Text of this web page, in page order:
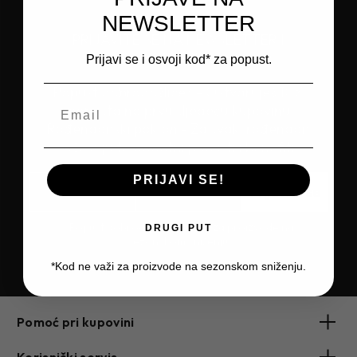
OSTVARITE
popusta na prvu sljedeću kupovinu
očekuju te dodatni popusti i benefiti
Prijavite se
*Popust dobrodošlice ne važi za proizvode na
Pomoć pri kupovini
NEWSLETTER
Prijavi se i osvoji kod* za popust.
PRIJAVI SE!
DRUGI PUT
*Kod ne važi za proizvode na sezonskom sniženju.